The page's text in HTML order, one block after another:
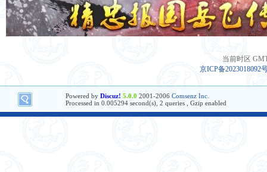
当前时区
京ICP备2023018092
Powered by Discuz! 5.0.0 2001-2006 Comsenz Inc.
Processed in 0.005294 second(s), 2 queries , Gzip enabled